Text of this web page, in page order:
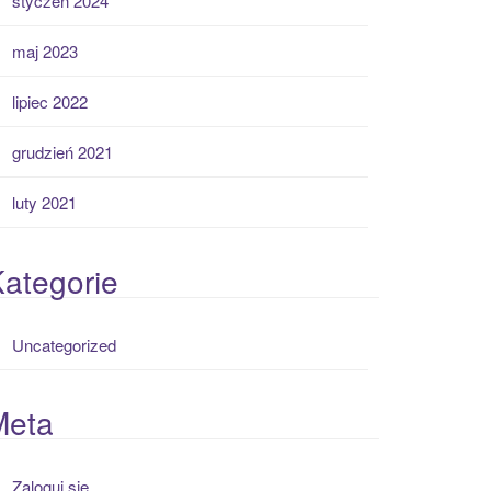
maj 2023
lipiec 2022
grudzień 2021
luty 2021
Uncategorized
Zaloguj się